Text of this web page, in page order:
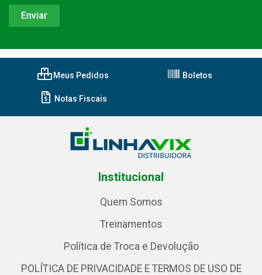
Meus Pedidos Boletos
Notas Fiscais
Institucional
Quem Somos
Treinamentos
Política de Troca e Devolução
POLÍTICA DE PRIVACIDADE E TERMOS DE USO DE